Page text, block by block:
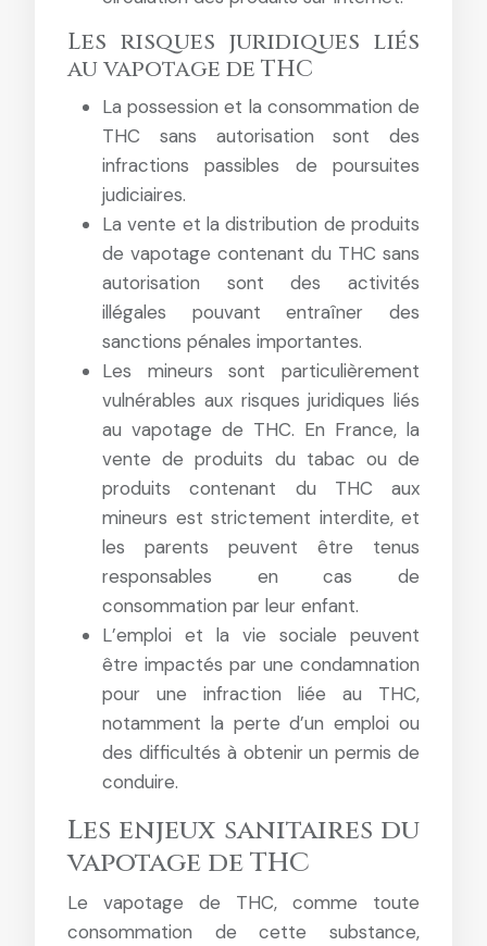
Les risques juridiques liés
au vapotage de THC
La possession et la consommation de
THC sans autorisation sont des
infractions passibles de poursuites
judiciaires.
La vente et la distribution de produits
de vapotage contenant du THC sans
autorisation sont des activités
illégales pouvant entraîner des
sanctions pénales importantes.
Les mineurs sont particulièrement
vulnérables aux risques juridiques liés
au vapotage de THC. En France, la
vente de produits du tabac ou de
produits contenant du THC aux
mineurs est strictement interdite, et
les parents peuvent être tenus
responsables en cas de
consommation par leur enfant.
L’emploi et la vie sociale peuvent
être impactés par une condamnation
pour une infraction liée au THC,
notamment la perte d’un emploi ou
des difficultés à obtenir un permis de
conduire.
Les enjeux sanitaires du
vapotage de THC
Le vapotage de THC, comme toute
consommation de cette substance,